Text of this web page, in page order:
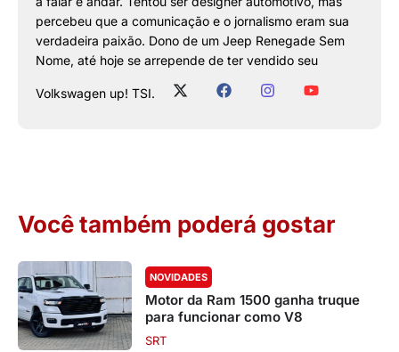
percebeu que a comunicação e o jornalismo eram sua
verdadeira paixão. Dono de um Jeep Renegade Sem
Nome, até hoje se arrepende de ter vendido seu
Volkswagen up! TSI.
Você também poderá gostar
NOVIDADES
Motor da Ram 1500 ganha truque
para funcionar como V8
SRT